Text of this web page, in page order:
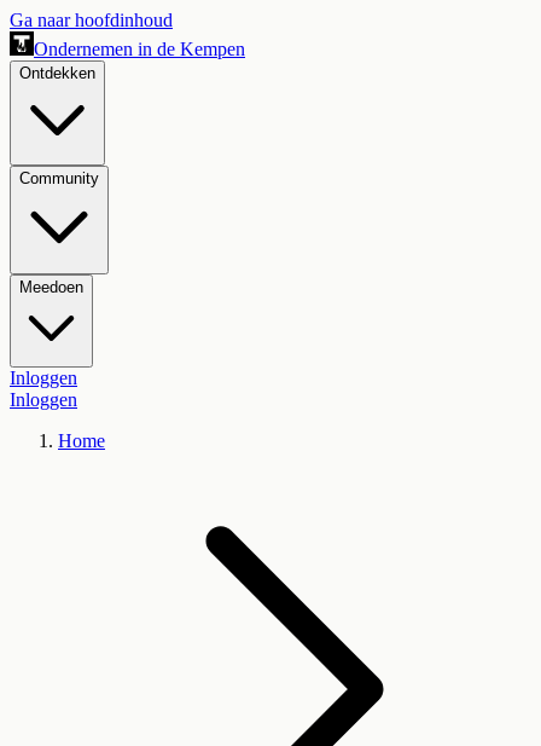
Ga naar hoofdinhoud
Ondernemen in de Kempen
Ontdekken
Community
Meedoen
Inloggen
Inloggen
Home